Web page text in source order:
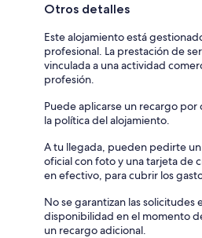
Otros detalles
Este alojamiento está
profesional. La prestación de
vinculada a una actividad
profesión.
Puede aplicarse un recargo
la política del alojamiento.
A tu llegada, pueden pedirte
oficial con foto y una tarjeta de
en efectivo, para cubrir los
No se garantizan las solicitudes
disponibilidad en el momento
un recargo adicional.